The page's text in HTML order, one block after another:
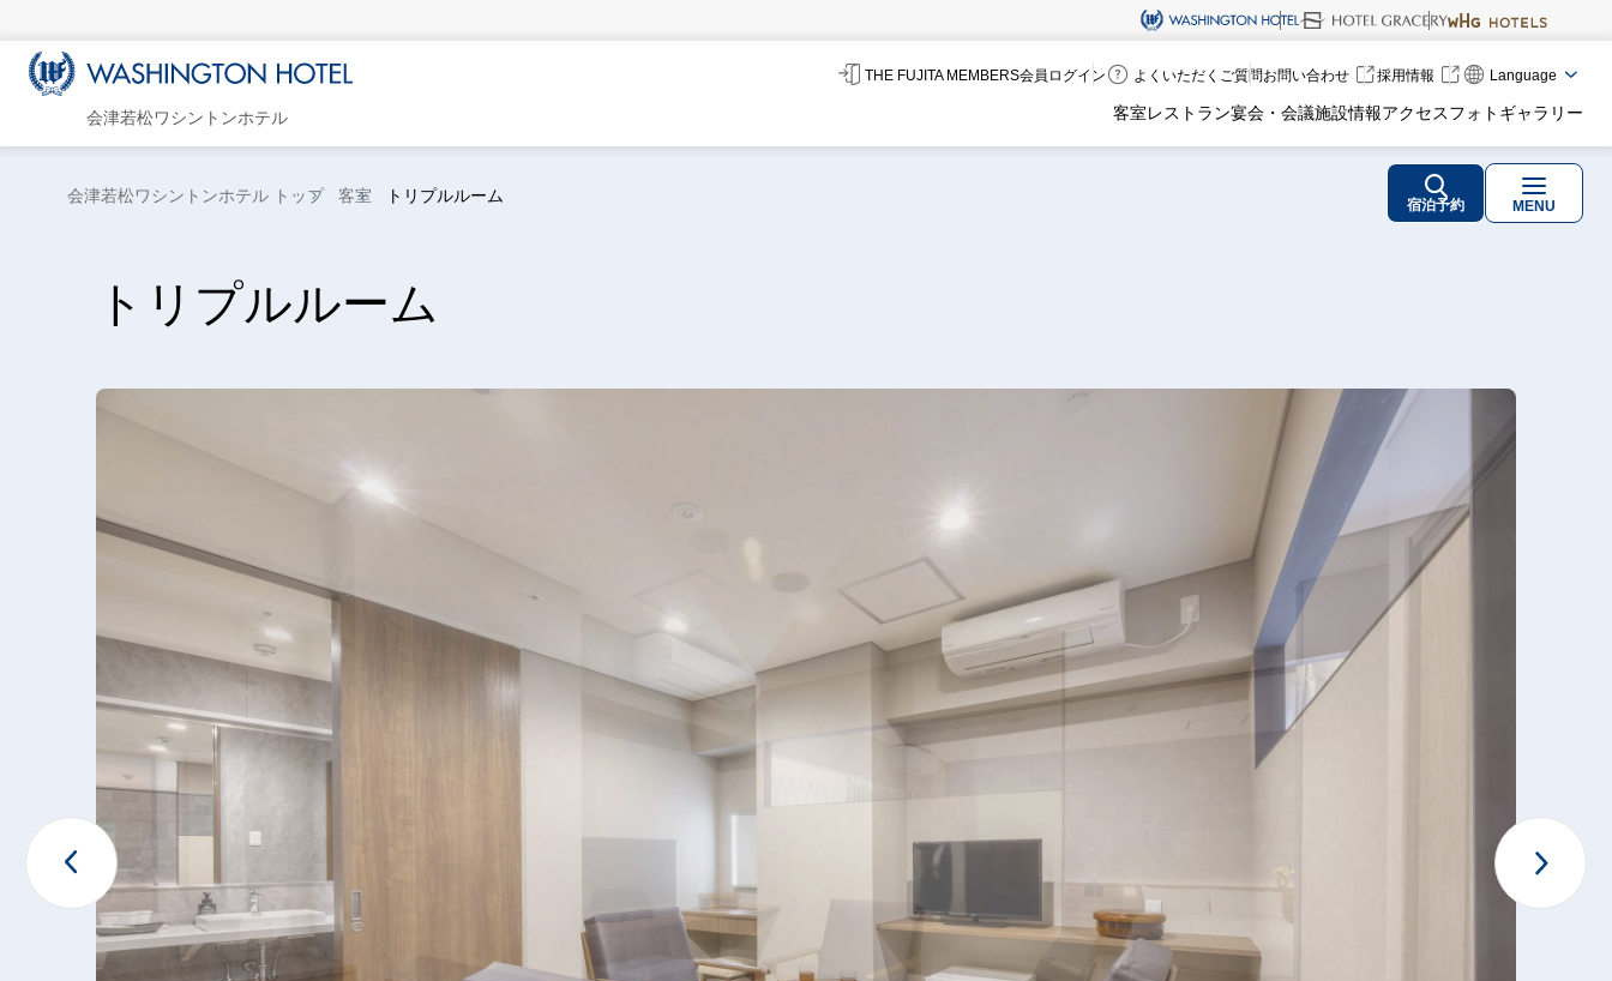
THE FUJITA MEMBERS会員ログイン よくいただくご質問お問い合わせ 採用情報 Language
会津若松ワシントンホテル 客室レストラン宴会・会議施設情報アクセスフォトギャラリー
宿泊予約 MENU
会津若松ワシントンホテル トップ 客室 トリプルルーム
トリプルルーム